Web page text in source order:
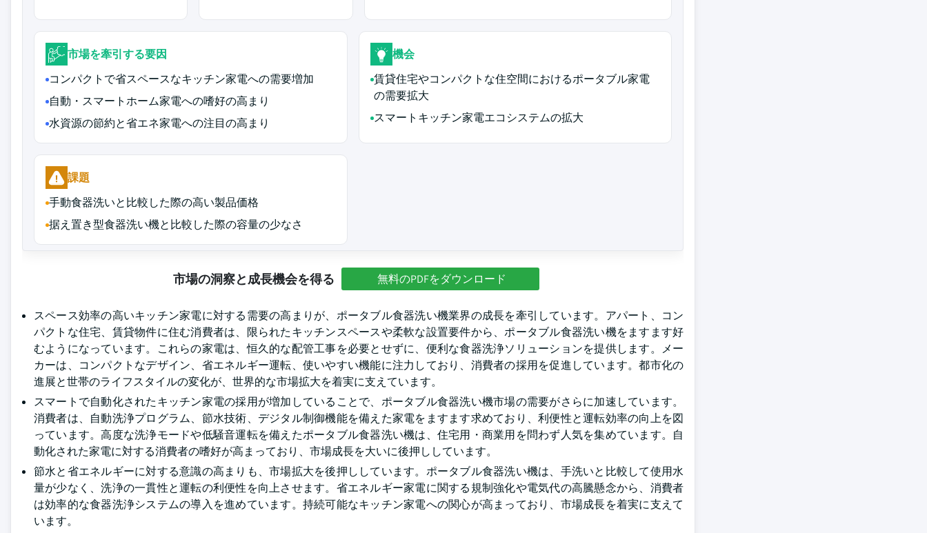
市場を牽引する要因
コンパクトで省スペースなキッチン家電への需要増加
自動・スマートホーム家電への嗜好の高まり
水資源の節約と省エネ家電への注目の高まり
機会
賃貸住宅やコンパクトな住空間におけるポータブル家電
の需要拡大
スマートキッチン家電エコシステムの拡大
課題
手動食器洗いと比較した際の高い製品価格
据え置き型食器洗い機と比較した際の容量の少なさ
市場の洞察と成長機会を得る 無料のPDFをダウンロード
スペース効率の高いキッチン家電に対する需要の高まりが、ポータブル食器洗い機業界の成長を牽引しています。アパート、コン
パクトな住宅、賃貸物件に住む消費者は、限られたキッチンスペースや柔軟な設置要件から、ポータブル食器洗い機をますます好
むようになっています。これらの家電は、恒久的な配管工事を必要とせずに、便利な食器洗浄ソリューションを提供します。メー
カーは、コンパクトなデザイン、省エネルギー運転、使いやすい機能に注力しており、消費者の採用を促進しています。都市化の
進展と世帯のライフスタイルの変化が、世界的な市場拡大を着実に支えています。
スマートで自動化されたキッチン家電の採用が増加していることで、ポータブル食器洗い機市場の需要がさらに加速しています。
消費者は、自動洗浄プログラム、節水技術、デジタル制御機能を備えた家電をますます求めており、利便性と運転効率の向上を図
っています。高度な洗浄モードや低騒音運転を備えたポータブル食器洗い機は、住宅用・商業用を問わず人気を集めています。自
動化された家電に対する消費者の嗜好が高まっており、市場成長を大いに後押ししています。
節水と省エネルギーに対する意識の高まりも、市場拡大を後押ししています。ポータブル食器洗い機は、手洗いと比較して使用水
量が少なく、洗浄の一貫性と運転の利便性を向上させます。省エネルギー家電に関する規制強化や電気代の高騰懸念から、消費者
は効率的な食器洗浄システムの導入を進めています。持続可能なキッチン家電への関心が高まっており、市場成長を着実に支えて
います。